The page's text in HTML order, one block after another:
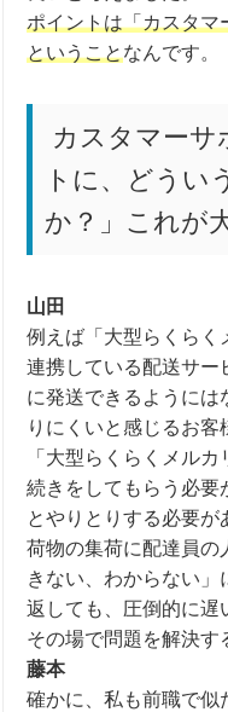
ポイントは「カスタマ
ということなんです。
カスタマーサ
トに、どうい
か？」これが
山田
例えば「大型らくらく
連携している配送サー
に発送できるようには
りにくいと感じるお客
「大型らくらくメル
続きをしてもらう必要
とやりとりする必要が
荷物の集荷に配達員の
きない、わからない
返しても、圧倒的に遅
その場で問題を解決す
藤本
確かに、私も前職で似